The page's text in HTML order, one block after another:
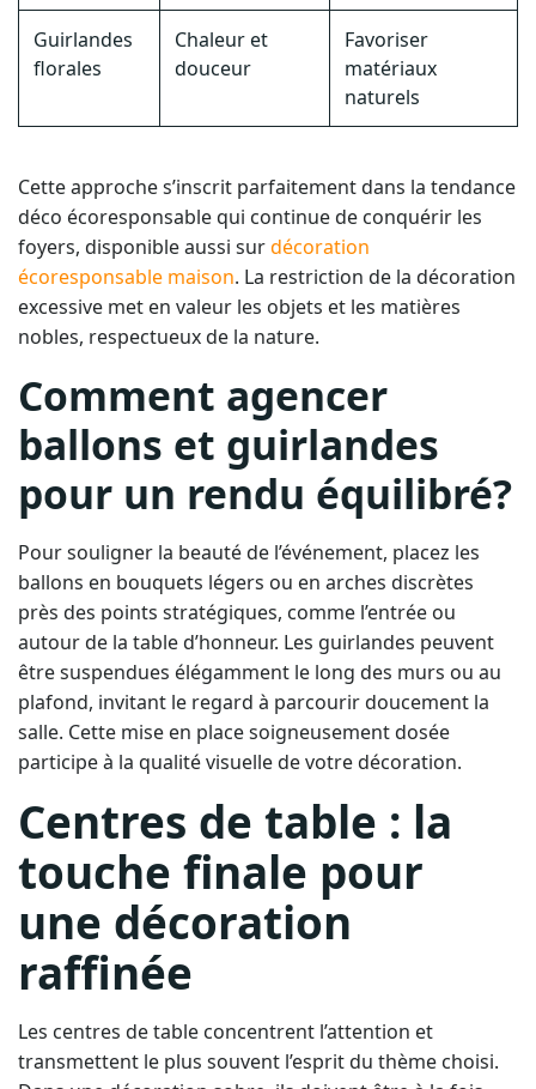
Guirlandes
florales
Chaleur et
douceur
Favoriser
matériaux
naturels
Cette approche s’inscrit parfaitement dans la tendance
déco écoresponsable qui continue de conquérir les
foyers, disponible aussi surdécoration
écoresponsable maison. La restriction de la décoration
excessive met en valeur les objets et les matières
nobles, respectueux de la nature.
Comment agencer
ballons et guirlandes
pour un rendu équilibré?
Pour souligner la beauté de l’événement, placez les
ballons en bouquets légers ou en arches discrètes
près des points stratégiques, comme l’entrée ou
autour de la table d’honneur. Les guirlandes peuvent
être suspendues élégamment le long des murs ou au
plafond, invitant le regard à parcourir doucement la
salle. Cette mise en place soigneusement dosée
participe à la qualité visuelle de votre décoration.
Centres de table : la
touche finale pour
une décoration
raffinée
Les centres de table concentrent l’attention et
transmettent le plus souvent l’esprit du thème choisi.